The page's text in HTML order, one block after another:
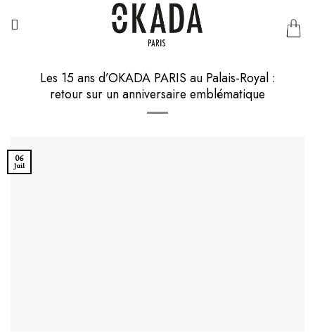
Les 15 ans d’OKADA PARIS au Palais-Royal :
retour sur un anniversaire emblématique
06
Juil